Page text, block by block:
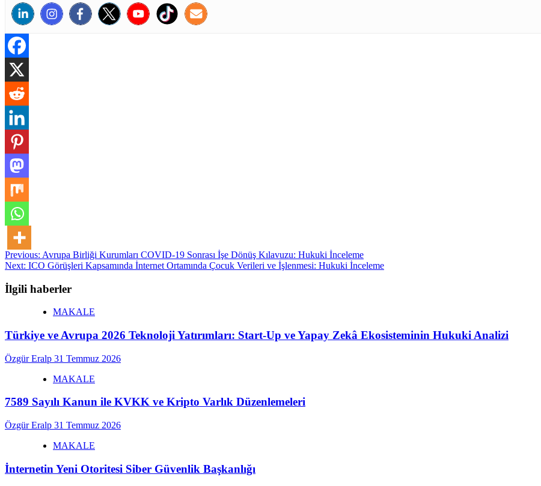
Post
navigation
Previous: Avrupa Birliği Kurumları COVID-19 Sonrası İşe Dönüş Kılavuzu: Hukuki İnceleme
Next: ICO Görüşleri Kapsamında İnternet Ortamında Çocuk Verileri ve İşlenmesi: Hukuki İnceleme
İlgili haberler
MAKALE
Türkiye ve Avrupa 2026 Teknoloji Yatırımları: Start-Up ve Yapay Zekâ Ekosisteminin Hukuki Analizi
Özgür Eralp 31 Temmuz 2026
MAKALE
7589 Sayılı Kanun ile KVKK ve Kripto Varlık Düzenlemeleri
Özgür Eralp 31 Temmuz 2026
MAKALE
İnternetin Yeni Otoritesi Siber Güvenlik Başkanlığı